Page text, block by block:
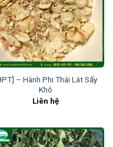
– Hành Phi Thái Lát Sấy
Khô
Liên hệ